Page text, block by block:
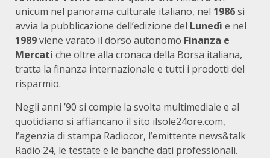
unicum nel panorama culturale italiano, nel 1986si
avvia la pubblicazione dell’edizione del Lunedì e nel
1989viene varato il dorso autonomo Finanza e
Mercati che oltre alla cronaca della Borsa italiana,
tratta la finanza internazionale e tutti i prodotti del
risparmio.
Negli anni ’90 si compie la svolta multimediale e al
quotidiano si affiancano il sito ilsole24ore.com,
l’agenzia di stampa Radiocor, l’emittente news&talk
Radio 24, le testate e le banche dati professionali.